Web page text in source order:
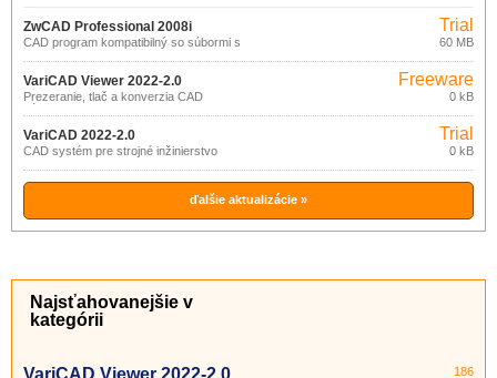
ZwCAD Professional 2008i
CAD program kompatibilný so súbormi s
Trial
60 MB
VariCAD Viewer 2022-2.0
Prezeranie, tlač a konverzia CAD
súborov
Freeware
0 kB
VariCAD 2022-2.0
CAD systém pre strojné inžinierstvo
Trial
0 kB
ďalšie aktualizácie »
Najsťahovanejšie v
kategórii
VariCAD Viewer 2022-2.0
186